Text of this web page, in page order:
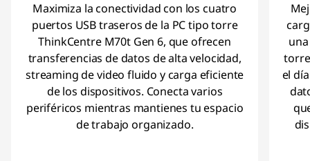
Maximiza la conectividad con los cuatro
puertos USB traseros de la PC tipo torre
ThinkCentre M70t Gen 6, que ofrecen
transferencias de datos de alta velocidad,
streaming de video fluido y carga eficiente
de los dispositivos. Conecta varios
periféricos mientras mantienes tu espacio
de trabajo organizado.
el